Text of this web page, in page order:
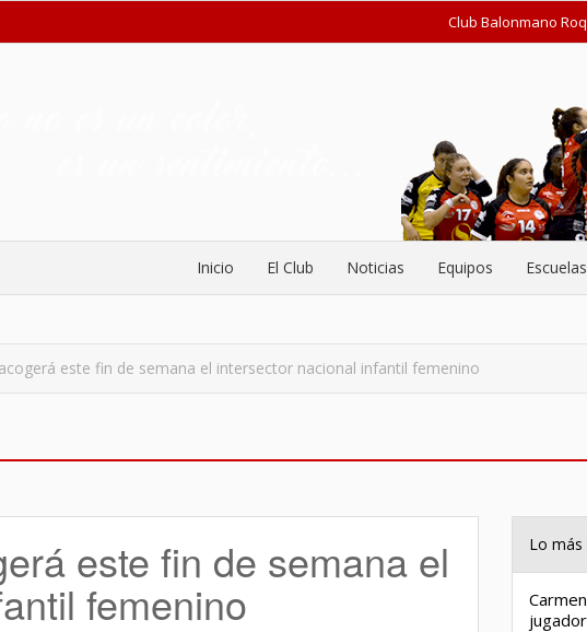
Club Balonmano
Inicio El Club Noticias Equipos Escuelas
este fin de semana el intersector nacional infantil femenino
este fin de semana el
femenino
Lo más